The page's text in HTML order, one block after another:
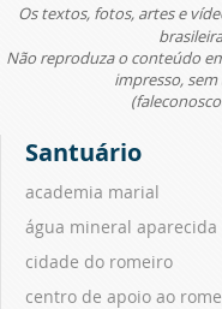
Os textos, fotos, artes e
Não reproduza o conteúdo
impresso,
Santuário
academia marial
água mineral aparecida
cidade do romeiro
centro de apoio ao